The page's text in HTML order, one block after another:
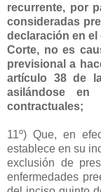
recurrente, por
consideradas
declaración en
Corte, no es
previsional a
artículo 38 de
asilándose en
contractuales;
11º) Que, en
establece en su
exclusión de
enfermedades